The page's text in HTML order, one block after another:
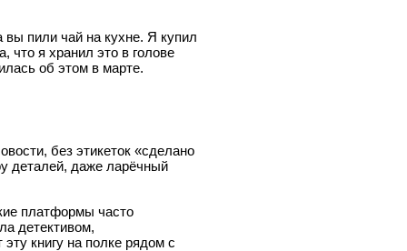
вы пили чай на кухне. Я купил
что я хранил это в голове
об этом в марте.
без этикеток «сделано
деталей, даже ларёчный
платформы часто
детективом,
книгу на полке рядом с